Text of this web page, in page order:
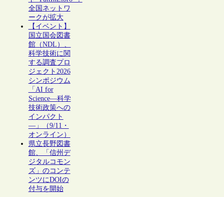
全国ネットワ
ークが拡大
【イベント】
国立国会図書
館（NDL）、
科学技術に関
する調査プロ
ジェクト2026
シンポジウム
「AI for
Science―科学
技術政策への
インパクト
―」（9/11・
オンライン）
県立長野図書
館、「信州デ
ジタルコモン
ズ」のコンテ
ンツにDOIの
付与を開始